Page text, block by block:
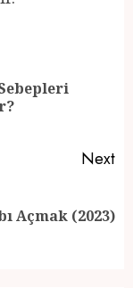
Next
Açmak (2023)